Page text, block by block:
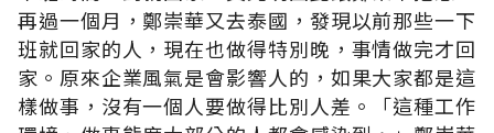
再過一個月，鄭崇華又去泰國，發現以前那些一下
班就回家的人，現在也做得特別晚，事情做完才回
家。原來企業風氣是會影響人的，如果大家都是這
樣做事，沒有一個人要做得比別人差。「這種工作